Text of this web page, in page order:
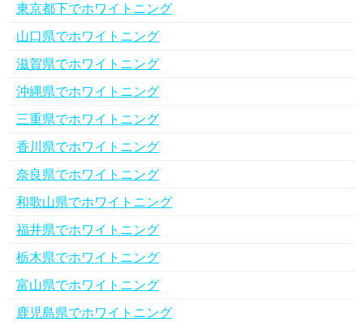
東京都下でホワイトニング
山口県でホワイトニング
滋賀県でホワイトニング
沖縄県でホワイトニング
三重県でホワイトニング
香川県でホワイトニング
奈良県でホワイトニング
和歌山県でホワイトニング
福井県でホワイトニング
栃木県でホワイトニング
富山県でホワイトニング
鹿児島県でホワイトニング